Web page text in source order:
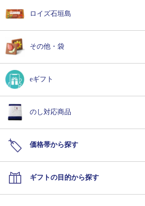
ロイズ石垣島
その他・袋
eギフト
のし対応商品
価格帯から探す
ギフトの目的から探す